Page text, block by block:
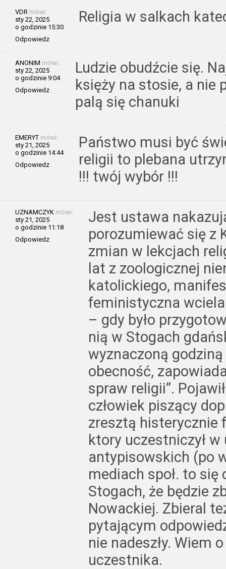
VDR mówi:
sty 22, 2025
o godzinie 15:30
Odpowiedz
Religia w salkach
ANONIM mówi:
sty 22, 2025
o godzinie 9:04
Odpowiedz
Ludzie obudźcie się.
księży na stosie, a nie
palą się chanuki
EMERYT mówi:
sty 21, 2025
o godzinie 14:44
Odpowiedz
Państwo musi być
religii to plebana
!!! twój wybór !!!
UZNAMCZYK mówi:
sty 21, 2025
o godzinie 11:18
Odpowiedz
Jest ustawa
porozumiewać się z
zmian w lekcjach
lat z zoologicznej
katolickiego,
feministyczna
– gdy było
nią w Stogach
wyznaczoną
obecność,
spraw religii”.
człowiek piszący
zresztą histerycznie
ktory uczestniczył
antypisowskich (po
mediach społ. to się
Stogach, że będzie
Nowackiej. Zbieral
pytającym
nie nadeszły. Wiem
uczestnika.